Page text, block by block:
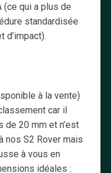
qui a plus de
standardisée
d’impact).
à la vente)
car il
de 20 mm et n’est
nos S2 Rover mais
à vous en
idéales :